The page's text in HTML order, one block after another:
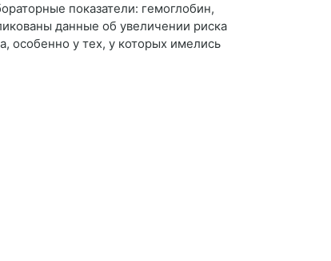
показатели: гемоглобин,
данные об увеличении риска
особенно у тех, у которых имелись